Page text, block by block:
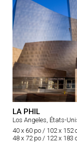
LA PHIL
Los Angeles, États-
40 x 60 po / 102 x 152
48 x 72 po / 122 x 183